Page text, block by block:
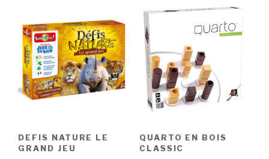
DEFIS NATURE LE
GRAND JEU
QUARTO EN BOIS
CLASSIC